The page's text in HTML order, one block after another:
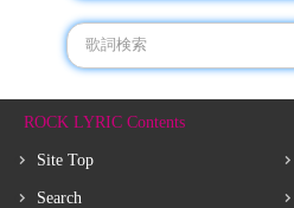
ROCK LYRIC Contents
Site Top
Search